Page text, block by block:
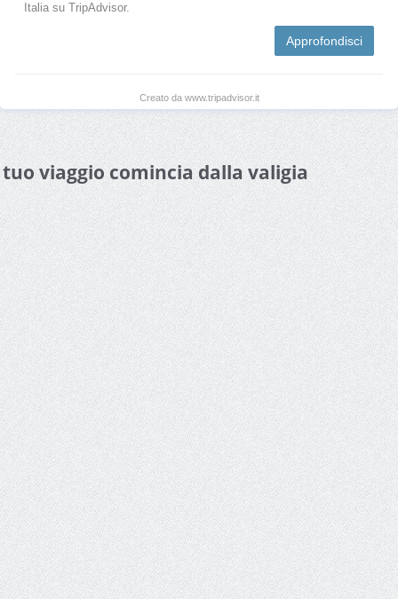
Italia su TripAdvisor.
Approfondisci
Creato da www.tripadvisor.it
viaggio comincia dalla valigia